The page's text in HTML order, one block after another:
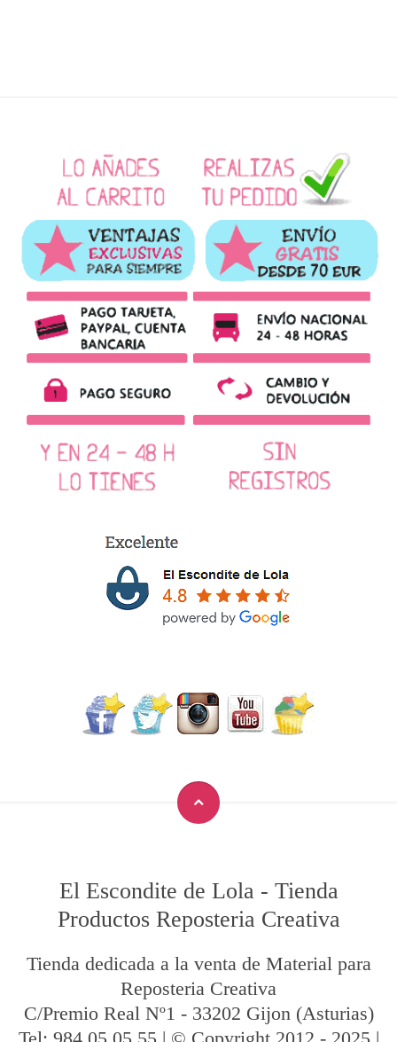
El Escondite de Lola - Tienda
Productos Reposteria Creativa
Tienda dedicada a la venta de Material para
Reposteria Creativa
C/Premio Real Nº1 - 33202 Gijon (Asturias)